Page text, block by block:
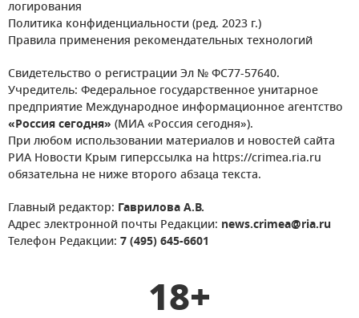
логирования
Политика конфиденциальности (ред. 2023 г.)
Правила применения рекомендательных технологий
Свидетельство о регистрации Эл № ФС77-57640.
Учредитель: Федеральное государственное унитарное
предприятие Международное информационное агентство
«Россия сегодня» (МИА «Россия сегодня»).
При любом использовании материалов и новостей сайта
РИА Новости Крым гиперссылка на https://crimea.ria.ru
обязательна не ниже второго абзаца текста.
Главный редактор: Гаврилова А.В.
Адрес электронной почты Редакции: news.crimea@ria.ru
Телефон Редакции: 7 (495) 645-6601
18+